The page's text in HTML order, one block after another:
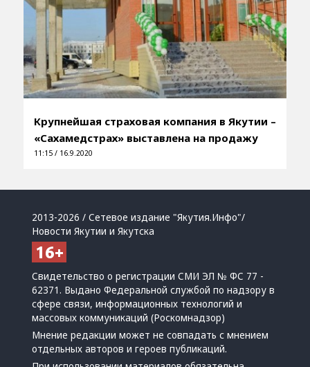
Крупнейшая страховая компания в Якутии –
«Сахамедстрах» выставлена на продажу
11:15 / 16.9.2020
2013-2026 / Сетевое издание "Якутия.Инфо"/
Новости Якутии и Якутска
Свидетельство о регистрации СМИ ЭЛ № ФС 77 -
62371. Выдано Федеральной службой по надзору в
сфере связи, информационных технологий и
массовых коммуникаций (Роскомнадзор)
Мнение редакции может не совпадать с мнением
отдельных авторов и героев публикаций.